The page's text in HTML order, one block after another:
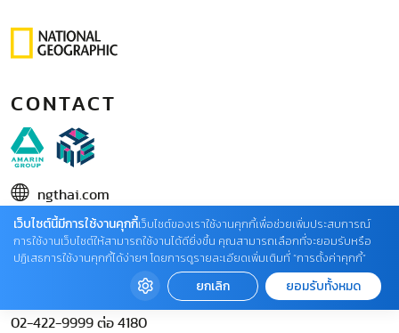
CONTACT
ngthai.com
บริษัท เอเอ็มอี อิมเมจิเนทีฟ จำกัด
ในเครือ บริษัท อมรินทร์ คอร์เปอเรชั่นส์ จำกัด (มหาชน)
02 422 9999 ต่อ 4220
ติดต่อแจ้งปัญหาหรือร้องเรียน
02-422-9999 ต่อ 4180
เว็บไซต์นี้มีการใช้งานคุกกี้เว็บไซต์ของเราใช้งานคุกกี้เพื่อช่วยเพิ่มประสบการณ์
การใช้งานเว็บไซต์ให้สามารถใช้งานได้ดียิ่งขึ้น คุณสามารถเลือกที่จะยอมรับหรือ
ปฏิเสธการใช้งานคุกกี้ได้ง่ายๆ โดยการดูรายละเอียดเพิ่มเติมที่ “การตั้งค่าคุกกี้”
ยกเลิก ยอมรับทั้งหมด